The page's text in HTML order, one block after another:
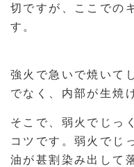
切ですが、ここでの
す。
強火で急いで焼いて
でなく、内部が生焼
そこで、弱火でじっ
コツです。弱火でじ
油が甚割染み出して